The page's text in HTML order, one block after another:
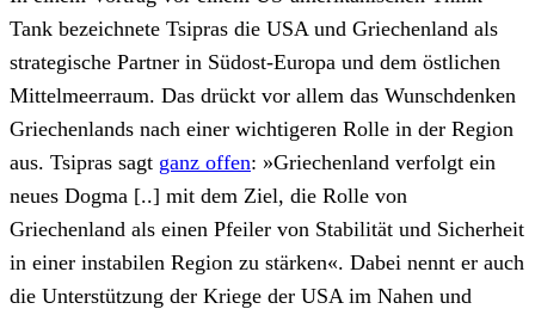
Tank bezeichnete Tsipras die USA und Griechenland als
strategische Partner in Südost-Europa und dem östlichen
Mittelmeerraum. Das drückt vor allem das Wunschdenken
Griechenlands nach einer wichtigeren Rolle in der Region
aus. Tsipras sagt ganz offen: »Griechenland verfolgt ein
neues Dogma [..] mit dem Ziel, die Rolle von
Griechenland als einen Pfeiler von Stabilität und Sicherheit
in einer instabilen Region zu stärken«. Dabei nennt er auch
die Unterstützung der Kriege der USA im Nahen und